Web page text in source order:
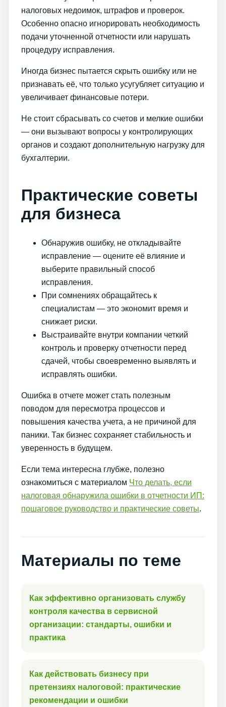
налоговых недоимок, штрафов и проверок.
Особенно опасно игнорировать необходимость
подачи уточненной отчетности или нарушать
процедуру исправления.
Иногда бизнес пытается скрыть ошибку или не
признавать её, что только усугубляет ситуацию и
увеличивает финансовые потери.
Не стоит сбрасывать со счетов и мелкие ошибки
— они вызывают вопросы у контролирующих
органов и создают дополнительную нагрузку для
бухгалтерии.
Практические советы
для бизнеса
Обнаружив ошибку, не откладывайте
исправление — оцените её влияние и
выберите правильный способ
исправления.
При сомнениях обращайтесь к
специалистам — это экономит время и
снижает риски.
Выстраивайте внутри компании четкий
контроль и проверку отчетности перед
сдачей, чтобы своевременно выявлять и
исправлять ошибки.
Ошибка в отчете может стать полезным
поводом для пересмотра процессов и
повышения качества учета, а не причиной для
паники. Так бизнес сохраняет стабильность и
уверенность в будущем.
Если тема интересна глубже, полезно
ознакомиться с материалом Что делать, если
налоговая обнаружила ошибки в отчетности ИП:
пошаговое руководство и практические советы.
Материалы по теме
Как эффективно организовать службу
контроля качества в сервисной
организации: стандарты, ошибки и
практика
Как действовать бизнесу при
претензиях налоговой: практические
рекомендации и ошибки